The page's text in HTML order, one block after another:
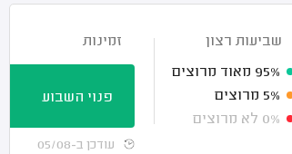
שביעות רצון
95% מאוד מרוצים
5% מרוצים
0% לא מרוצים
זמינות
פנוי השבוע
עודכן ב-05/08